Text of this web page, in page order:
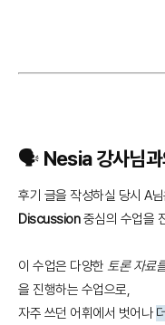
🗣️ Nesia 강사님과
후기 글을 작성하실 당시 A
Discussion중심의 수업을
이 수업은 다양한토론 자료
을 진행하는 수업으로,
자주 쓰던 어휘에서 벗어나